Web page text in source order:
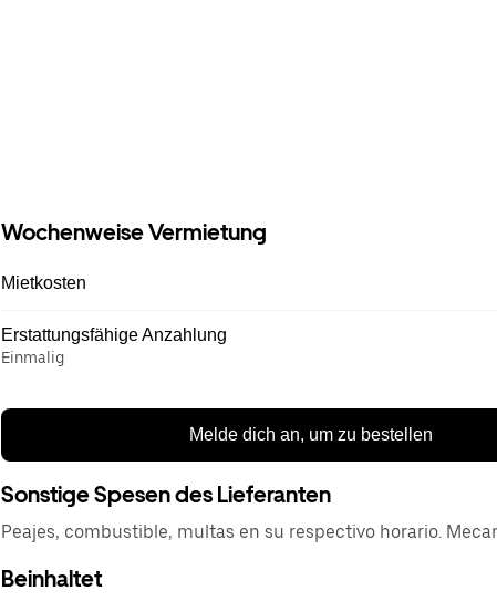
Wochenweise Vermietung
Mietkosten
Erstattungsfähige Anzahlung
Einmalig
Melde dich an, um zu bestellen
Sonstige Spesen des Lieferanten
Peajes, combustible, multas en su respectivo horario.
Beinhaltet